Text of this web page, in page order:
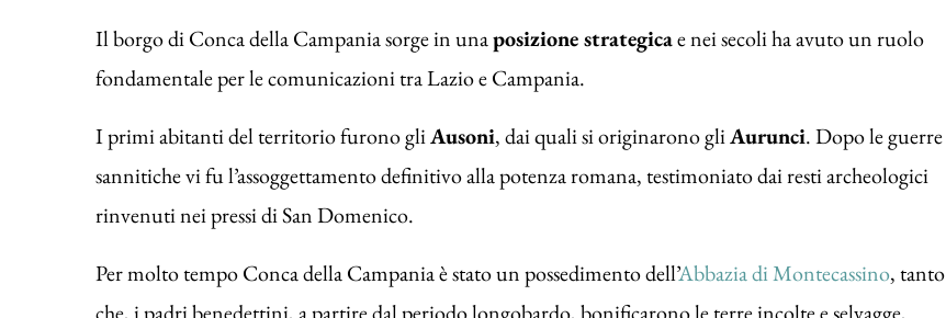
Il borgo di Conca della Campania sorge in unaposizione strategicae nei secoli ha avuto un ruolo
fondamentale per le comunicazioni tra Lazio e Campania.
I primi abitanti del territorio furono gliAusoni, dai quali si originarono gliAurunci. Dopo le guerre
sannitiche vi fu l’assoggettamento definitivo alla potenza romana, testimoniato dai resti archeologici
rinvenuti nei pressi di San Domenico.
Per molto tempo Conca della Campania è stato un possedimento dell’Abbazia di Montecassino, tanto